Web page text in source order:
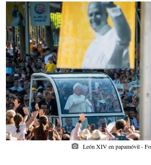
photo_camera León XIV en papamóvil -